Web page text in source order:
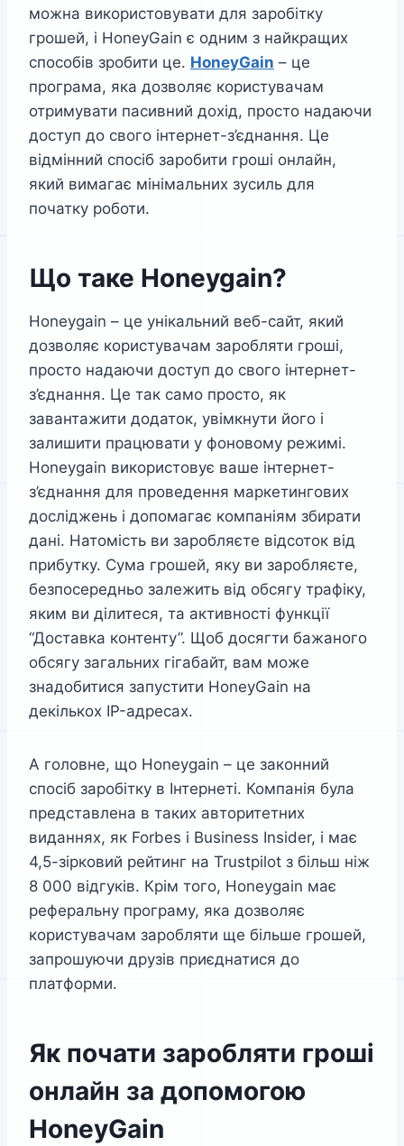
можна використовувати для заробітку
грошей, і HoneyGain є одним з найкращих
способів зробити це. HoneyGain – це
програма, яка дозволяє користувачам
отримувати пасивний дохід, просто надаючи
доступ до свого інтернет-з’єднання. Це
відмінний спосіб заробити гроші онлайн,
який вимагає мінімальних зусиль для
початку роботи.
Що таке Honeygain?
Honeygain – це унікальний веб-сайт, який
дозволяє користувачам заробляти гроші,
просто надаючи доступ до свого інтернет-
з’єднання. Це так само просто, як
завантажити додаток, увімкнути його і
залишити працювати у фоновому режимі.
Honeygain використовує ваше інтернет-
з’єднання для проведення маркетингових
досліджень і допомагає компаніям збирати
дані. Натомість ви заробляєте відсоток від
прибутку. Сума грошей, яку ви заробляєте,
безпосередньо залежить від обсягу трафіку,
яким ви ділитеся, та активності функції
“Доставка контенту”. Щоб досягти бажаного
обсягу загальних гігабайт, вам може
знадобитися запустити HoneyGain на
декількох IP-адресах.
А головне, що Honeygain – це законний
спосіб заробітку в Інтернеті. Компанія була
представлена в таких авторитетних
виданнях, як Forbes і Business Insider, і має
4,5-зірковий рейтинг на Trustpilot з більш ніж
8 000 відгуків. Крім того, Honeygain має
реферальну програму, яка дозволяє
користувачам заробляти ще більше грошей,
запрошуючи друзів приєднатися до
платформи.
Як почати заробляти гроші
онлайн за допомогою
HoneyGain